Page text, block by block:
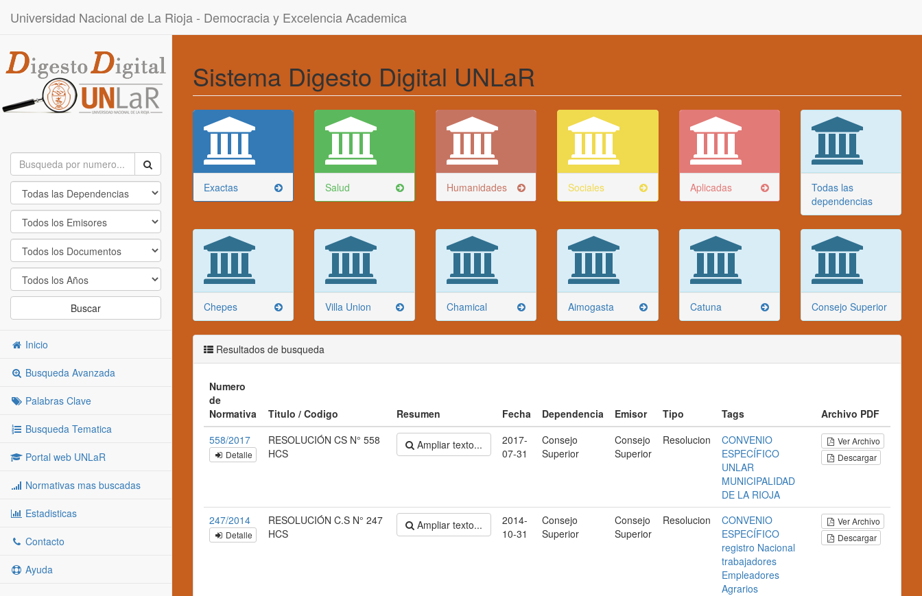
Universidad Nacional de La Rioja - Democracia y Excelencia Academica
Buscar
Inicio
Busqueda Avanzada
Palabras Clave
Busqueda Tematica
Portal web UNLaR
Normativas mas buscadas
Estadisticas
Contacto
Ayuda
Sistema Digesto Digital UNLaR
Exactas Salud Humanidades Sociales Aplicadas
Todas las
dependencias
Chepes Villa Union Chamical Aimogasta Catuna Consejo Superior
Resultados de busqueda
Numero
de
Normativa
Titulo / Codigo Resumen Fecha Dependencia Emisor Tipo Tags
Archivo PDF
558/2017
Detalle
RESOLUCIÓN CS N° 558
HCS
Ampliar texto...
2017-
07-31
Consejo
Superior
Consejo
Superior
Resolucion
CONVENIO
ESPECÍFICO
UNLAR
MUNICIPALIDAD
DE LA RIOJA
Ver Archivo
Descargar
247/2014
Detalle
RESOLUCIÓN C.S N° 247
HCS
Ampliar texto...
2014-
10-31
Consejo
Superior
Consejo
Superior
Resolucion
CONVENIO
ESPECÍFICO
registro Nacional
trabajadores
Empleadores
Agrarios
Ver Archivo
Descargar